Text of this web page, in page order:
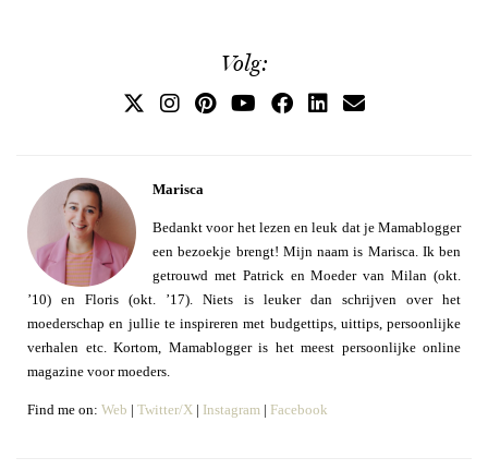
Volg:
Marisca
Bedankt voor het lezen en leuk dat je Mamablogger
een bezoekje brengt! Mijn naam is Marisca. Ik ben
getrouwd met Patrick en Moeder van Milan (okt.
’10) en Floris (okt. ’17). Niets is leuker dan schrijven over het
moederschap en jullie te inspireren met budgettips, uittips, persoonlijke
verhalen etc. Kortom, Mamablogger is het meest persoonlijke online
magazine voor moeders.
Find me on: Web | Twitter/X | Instagram | Facebook